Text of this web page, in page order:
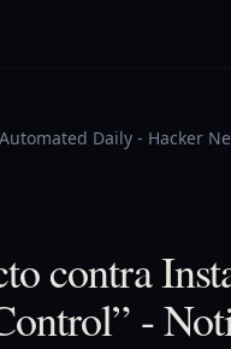
Daily - Hacker
contra
-